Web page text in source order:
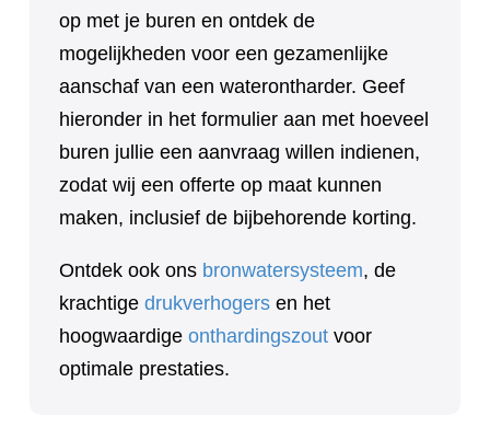
op met je buren en ontdek de
mogelijkheden voor een gezamenlijke
aanschaf van een waterontharder. Geef
hieronder in het formulier aan met hoeveel
buren jullie een aanvraag willen indienen,
zodat wij een offerte op maat kunnen
maken, inclusief de bijbehorende korting.
Ontdek ook ons bronwatersysteem, de
krachtige drukverhogers en het
hoogwaardige onthardingszout voor
optimale prestaties.